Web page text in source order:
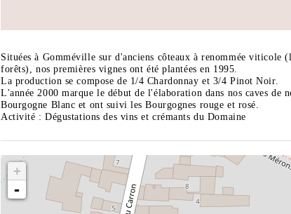
Situées à Gomméville sur d'anciens côteaux à renommée viticole
forêts), nos premières vignes ont été plantées en 1995.
La production se compose de 1/4 Chardonnay et 3/4 Pinot Noir.
L'année 2000 marque le début de l'élaboration dans nos caves de
Bourgogne Blanc et ont suivi les Bourgognes rouge et rosé.
Activité : Dégustations des vins et crémants du Domaine
+
-